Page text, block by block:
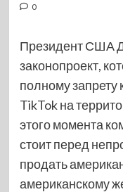
0
Президент США
законопроект,
полному запрету
TikTok на
этого момента
стоит перед
продать
американскому